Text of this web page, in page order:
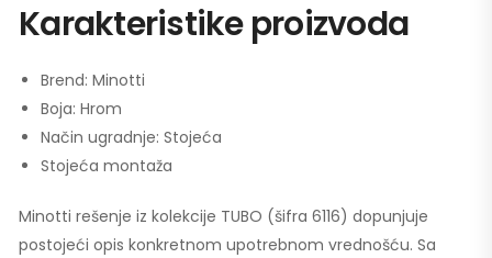
Karakteristike proizvoda
Brend: Minotti
Boja: Hrom
Način ugradnje: Stojeća
Stojeća montaža
Minotti rešenje iz kolekcije TUBO (šifra 6116) dopunjuje
postojeći opis konkretnom upotrebnom vrednošću. Sa